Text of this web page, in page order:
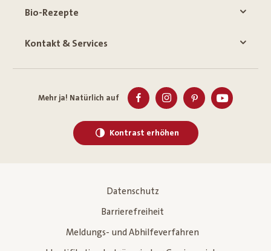
Bio-Rezepte
Kontakt & Services
Mehr ja! Natürlich auf
Kontrast erhöhen
Datenschutz
Barrierefreiheit
Meldungs- und Abhilfeverfahren